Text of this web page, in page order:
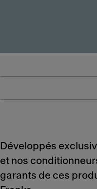
Développés
et nos
garants de ces